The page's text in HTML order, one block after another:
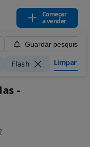
Começar
a vender
Guardar pesquisa
Flash Limpar
-